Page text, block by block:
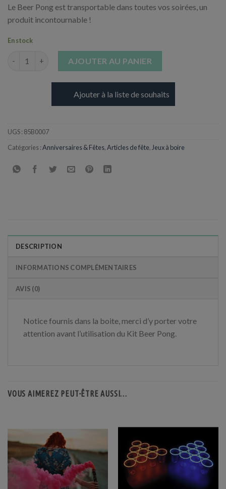
Le Beer Pong est transportable dans toutes vos soirées, un
produit incontournable !
En stock
AJOUTER AU PANIER
Ajouter à la liste de souhaits
UGS : 85B0007
Catégories :Anniversaires & Fêtes,Articles de fête, Jeux à boire
DESCRIPTION
INFORMATIONS COMPLÉMENTAIRES
AVIS (0)
Notice fournis dans la boite, merci d’y porter votre
attention avant l’utilisation du Kit Beer Pong.
VOUS AIMEREZ PEUT-ÊTRE AUSSI…